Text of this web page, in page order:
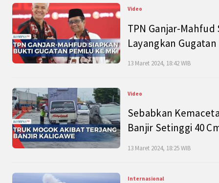
Video
TPN Ganjar-
Layangkan
13 Maret 2024, 18:42 WIB
Video
Sebabkan
Banjir Setinggi 40
13 Maret 2024, 18:25 WIB
Internasional